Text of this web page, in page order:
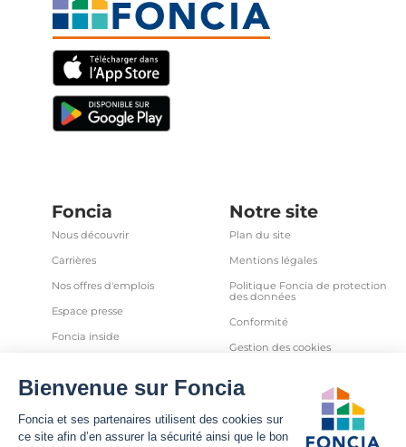
Foncia
Nous découvrir
Carrières
Nos offres d'emplois
Espace presse
Foncia inside
Partenaires
Notre site
Plan du site
Mentions légales
Politique Foncia de protection
des données
Conformité
Gestion des cookies
et autres traceurs
Sécurité informatique
Déclaration d'accessibilité